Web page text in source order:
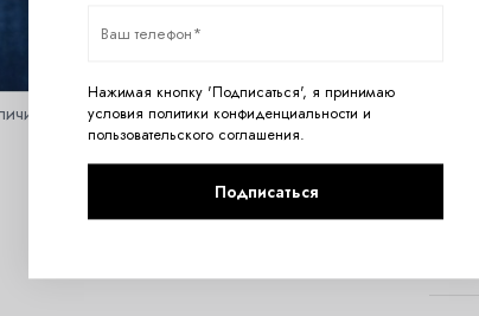
Нажимая кнопку 'Подписаться', я принимаю
условия политики конфиденциальности и
пользовательского соглашения.
Подписаться